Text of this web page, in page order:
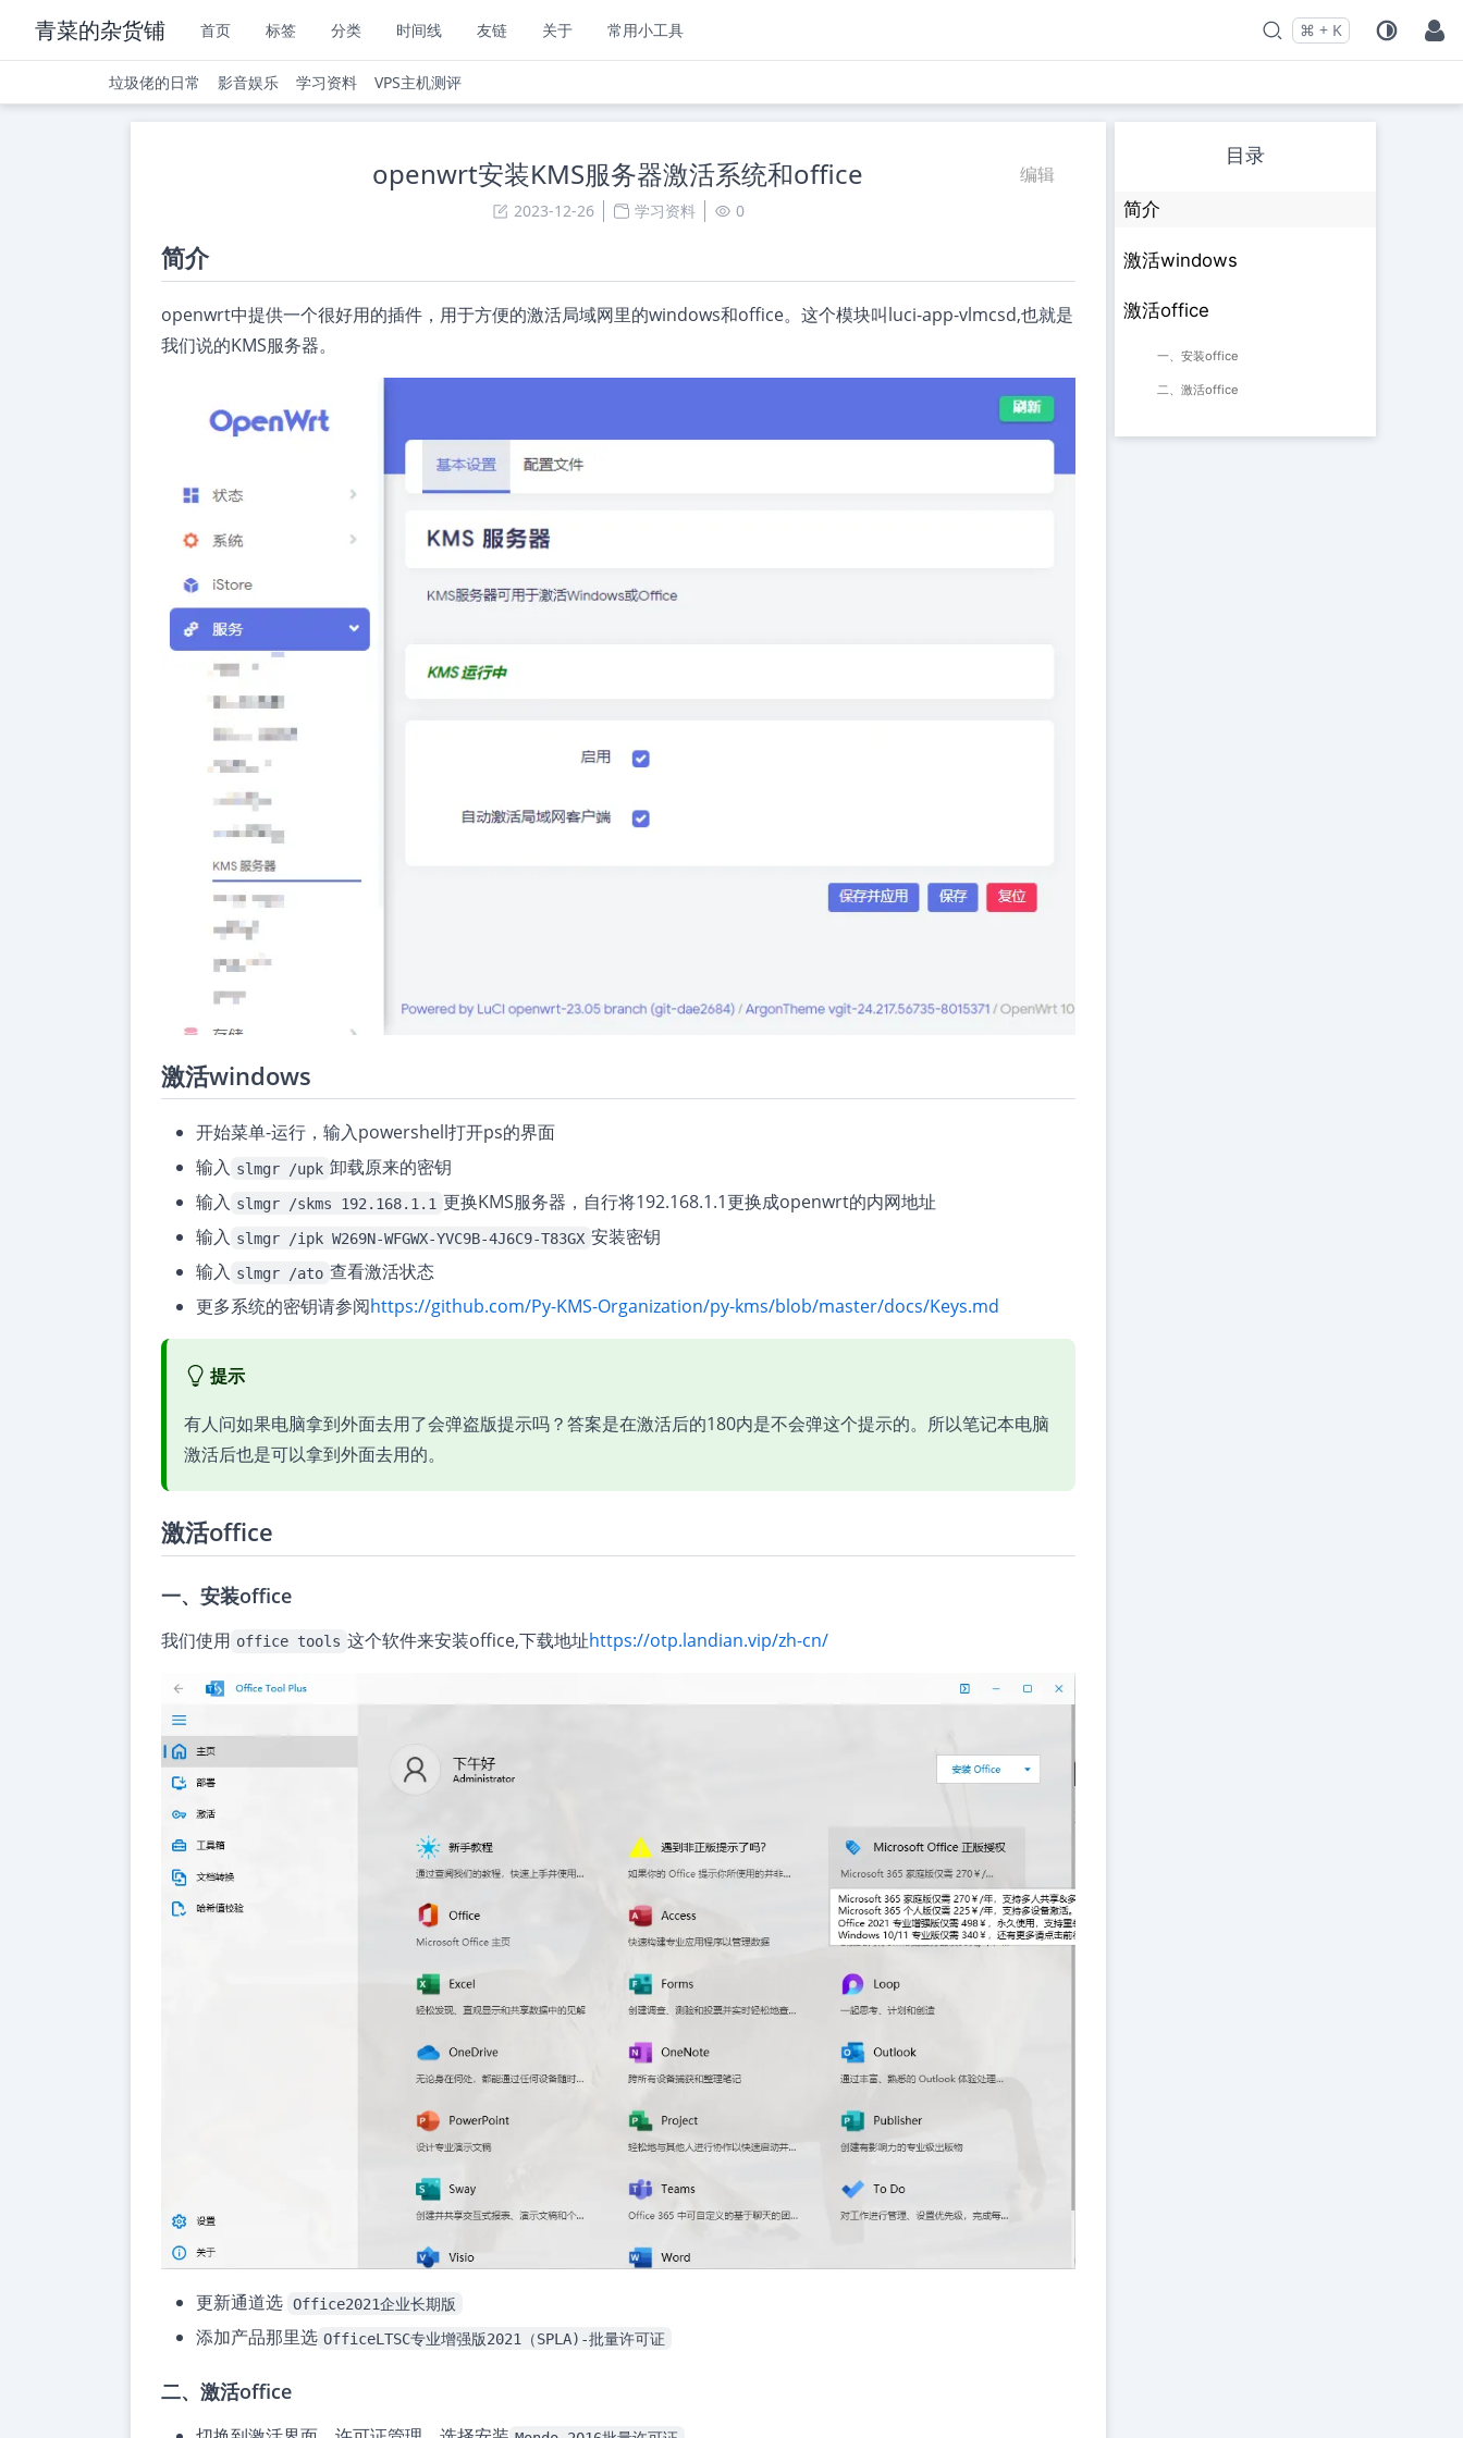
青菜的杂货铺 首页 标签 分类 时间线 友链 关于 常用小工具 Press
⌘ +
and K
to search
垃圾佬的日常 影音娱乐 学习资料 VPS主机测评
openwrt安装KMS服务器激活系统和office 编辑
2023-12-26 学习资料 0
简介
openwrt中提供一个很好用的插件，用于方便的激活局域网里的windows和office。这个模块叫luci-app-vlmcsd,也就是
我们说的KMS服务器。
激活windows
开始菜单-运行，输入powershell打开ps的界面
输入 slmgr /upk 卸载原来的密钥
输入 slmgr /skms 192.168.1.1 更换KMS服务器，自行将192.168.1.1更换成openwrt的内网地址
输入 slmgr /ipk W269N-WFGWX-YVC9B-4J6C9-T83GX 安装密钥
输入 slmgr /ato 查看激活状态
更多系统的密钥请参阅https://github.com/Py-KMS-Organization/py-kms/blob/master/docs/Keys.md
提示
有人问如果电脑拿到外面去用了会弹盗版提示吗？答案是在激活后的180内是不会弹这个提示的。所以笔记本电脑
激活后也是可以拿到外面去用的。
激活office
一、安装office
我们使用 office tools 这个软件来安装office,下载地址https://otp.landian.vip/zh-cn/
更新通道选 Office2021企业长期版
添加产品那里选 OfficeLTSC专业增强版2021（SPLA)-批量许可证
二、激活office
目录
简介
激活windows
激活office
一、安装office
二、激活office